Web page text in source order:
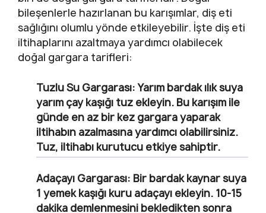
bileşenlerle hazırlanan bu karışımlar, diş eti
sağlığını olumlu yönde etkileyebilir. İşte diş eti
iltihaplarını azaltmaya yardımcı olabilecek
doğal gargara tarifleri:
Tuzlu Su Gargarası: Yarım bardak ılık suya
yarım çay kaşığı tuz ekleyin. Bu karışım ile
günde en az bir kez gargara yaparak
iltihabın azalmasına yardımcı olabilirsiniz.
Tuz, iltihabı kurutucu etkiye sahiptir.
Adaçayı Gargarası: Bir bardak kaynar suya
1 yemek kaşığı kuru adaçayı ekleyin. 10-15
dakika demlenmesini bekledikten sonra